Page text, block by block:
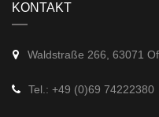
KONTAKT
Waldstraße 266, 63071
Tel.: +49 (0)69 74222380